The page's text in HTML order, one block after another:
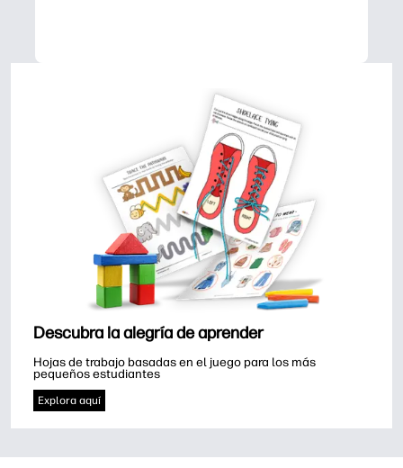
Descubra la alegría de aprender
Hojas de trabajo basadas en el juego para los más
pequeños estudiantes
Explora aquí